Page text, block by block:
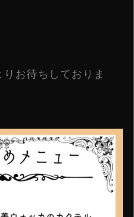
お待ちしておりま